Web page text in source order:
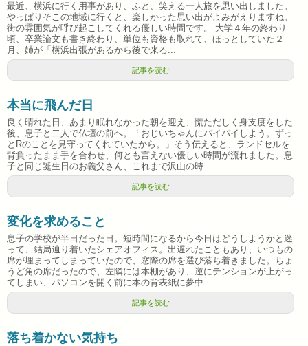
最近、横浜に行く用事があり、ふと、笑える一人旅を思い出しました。
やっぱりそこの地域に行くと、楽しかった思い出がよみがえりますね。
街の雰囲気が呼び起こしてくれる優しい時間です。 大学４年の終わり
頃、卒業論文も書き終わり、単位も資格も取れて、ほっとしていた２
月、姉が「横浜出張があるから後で来る...
記事を読む
本当に飛んだ日
良く晴れた日、あまり眠れなかった朝を迎え、慌ただしく身支度をした
後、息子と二人で仏壇の前へ。「おじいちゃんにバイバイしよう。ずっ
とRのことを見守ってくれていたから。」そう伝えると、ランドセルを
背負ったまま手を合わせ、何とも言えない優しい時間が流れました。息
子と同じ誕生日のお義父さん、これまで沢山の時...
記事を読む
変化を求めること
息子の学校が半日だった日。短時間になるから今日はどうしようかと迷
って、結局辿り着いたシェアオフィス。出遅れたこともあり、いつもの
席が埋まってしまっていたので、窓際の席を選び落ち着きました。ちょ
うど角の席だったので、左隣には本棚があり、逆にテンションが上がっ
てしまい、パソコンを開く前に本の背表紙に夢中...
記事を読む
落ち着かない気持ち